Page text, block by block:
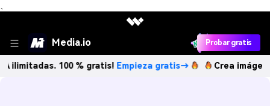
、
Media.io Probar gratis
100 % gratis!Empieza gratis→ Crea imágenes IA